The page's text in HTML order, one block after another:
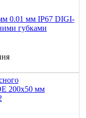
0.01 мм IP67 DIGI-
губками